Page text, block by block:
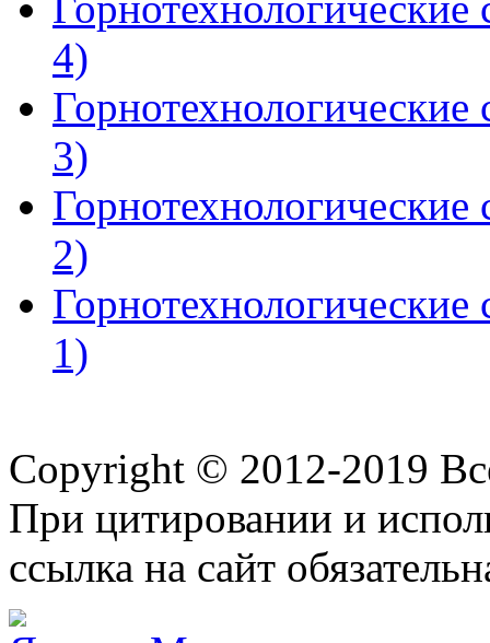
4)
Горнотехнологические
3)
Горнотехнологические
2)
Горнотехнологические
1)
Copyright © 2012-2019
При цитировании и
ссылка на сайт